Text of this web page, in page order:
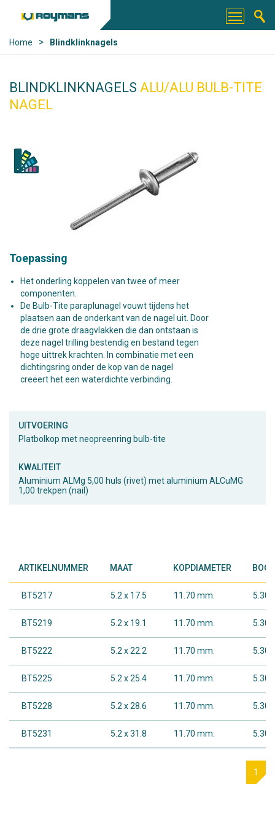
Home > Blindklinknagels
BLINDKLINKNAGELS ALU/ALU BULB-TITE
NAGEL
Toepassing
Het onderling koppelen van twee of meer
componenten.
De Bulb-Tite paraplunagel vouwt tijdens het
plaatsen aan de onderkant van de nagel uit. Door
de drie grote draagvlakken die dan ontstaan is
deze nagel trilling bestendig en bestand tegen
hoge uittrek krachten. In combinatie met een
dichtingsring onder de kop van de nagel
creëert het een waterdichte verbinding.
UITVOERING
Platbolkop met neopreenring bulb-tite
KWALITEIT
Aluminium ALMg 5,00 huls (rivet) met aluminium ALCuMG
1,00 trekpen (nail)
ARTIKELNUMMER MAAT KOPDIAMETER
BT5217 5.2 x 17.5 11.70 mm. 5.30
BT5219 5.2 x 19.1 11.70 mm. 5.30
BT5222 5.2 x 22.2 11.70 mm. 5.30
BT5225 5.2 x 25.4 11.70 mm. 5.30
BT5228 5.2 x 28.6 11.70 mm. 5.30
BT5231 5.2 x 31.8 11.70 mm. 5.30
1